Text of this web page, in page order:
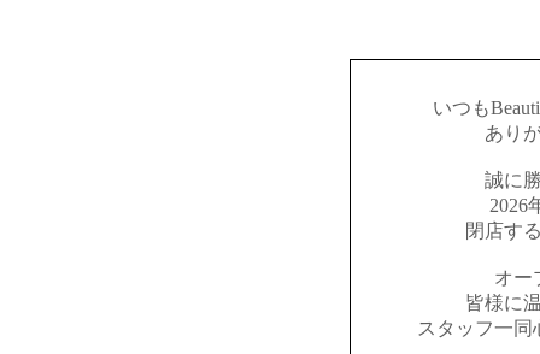
いつも
あり
誠に
2026
閉店す
オー
皆様に
スタッフ一